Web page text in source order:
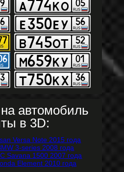
автомобиль
в 3D: